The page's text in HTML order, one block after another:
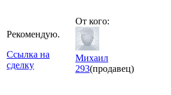
Рекомендую.
Ссылка на
сделку
От кого:
Михаил
293(продавец)